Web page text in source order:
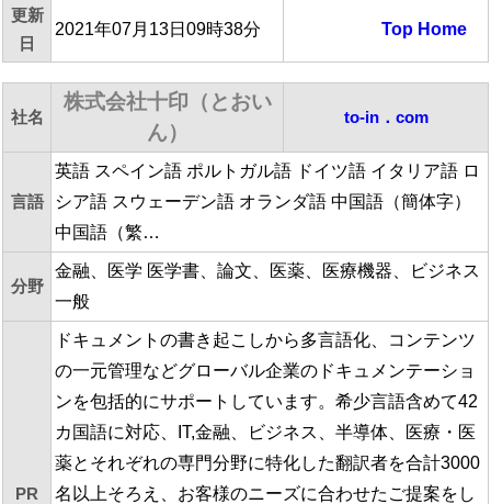
更新
日
2021年07月13日09時38分 Top Home
社名
株式会社十印（とおい
ん）
to-in．com
言語
英語 スペイン語 ポルトガル語 ドイツ語 イタリア語 ロ
シア語 スウェーデン語 オランダ語 中国語（簡体字）
中国語（繁…
分野
金融、医学 医学書、論文、医薬、医療機器、ビジネス
一般
PR
ドキュメントの書き起こしから多言語化、コンテンツ
の一元管理などグローバル企業のドキュメンテーショ
ンを包括的にサポートしています。希少言語含めて42
カ国語に対応、IT,金融、ビジネス、半導体、医療・医
薬とそれぞれの専門分野に特化した翻訳者を合計3000
名以上そろえ、お客様のニーズに合わせたご提案をし